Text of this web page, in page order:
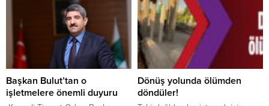
Başkan Bulut’tan o
işletmelere önemli duyuru
Dönüş yolunda ölümden
döndüler!